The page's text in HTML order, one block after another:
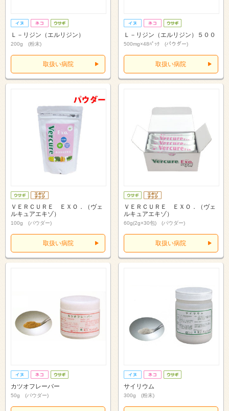
Ｌ－リジン（エルリジン）
200g (粉末)
取扱い病院
Ｌ－リジン（エルリジン）５００
500mg×48ﾊﾟｯｸ (パウダー)
取扱い病院
ＶＥＲＣＵＲＥ ＥＸＯ．（ヴェ
ルキュアエキゾ）
100g (パウダー)
取扱い病院
ＶＥＲＣＵＲＥ ＥＸＯ．（ヴェ
ルキュアエキゾ）
60g(2g×30包) (パウダー)
取扱い病院
カツオフレーバー
50g (パウダー)
サイリウム
300g (粉末)